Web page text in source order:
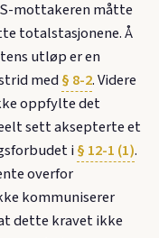
mottakeren måtte
totalstasjonene. Å
utløp er en
med§ 8-2. Videre
oppfylte det
sett aksepterte et
i§ 12-1 (1).
overfor
kommuniserer
dette kravet ikke